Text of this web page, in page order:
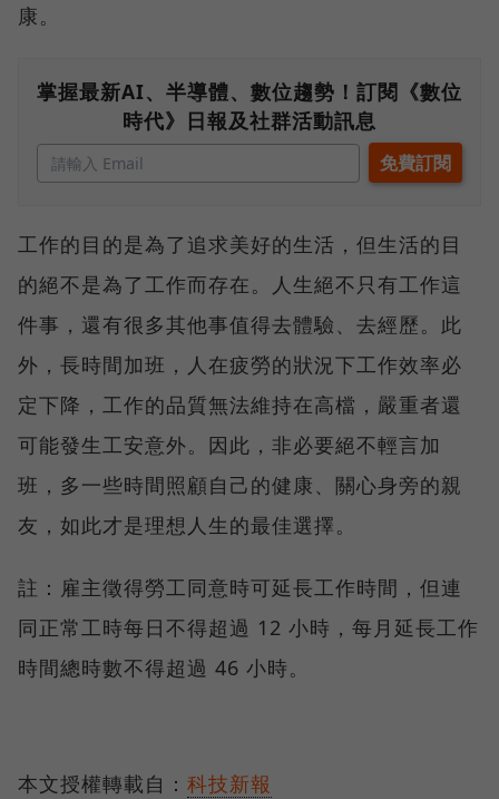
康。
掌握最新AI、半導體、數位趨勢！訂閱《數位
時代》日報及社群活動訊息
工作的目的是為了追求美好的生活，但生活的目
的絕不是為了工作而存在。人生絕不只有工作這
件事，還有很多其他事值得去體驗、去經歷。此
外，長時間加班，人在疲勞的狀況下工作效率必
定下降，工作的品質無法維持在高檔，嚴重者還
可能發生工安意外。因此，非必要絕不輕言加
班，多一些時間照顧自己的健康、關心身旁的親
友，如此才是理想人生的最佳選擇。
註：雇主徵得勞工同意時可延長工作時間，但連
同正常工時每日不得超過 12 小時，每月延長工作
時間總時數不得超過 46 小時。
本文授權轉載自： 科技新報